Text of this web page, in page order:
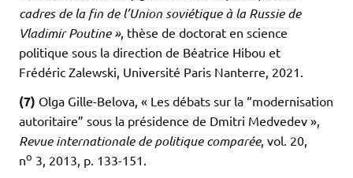
cadres de la fin de l’Union soviétique à la Russie de
Vladimir Poutine », thèse de doctorat en science
politique sous la direction de Béatrice Hibou et
Frédéric Zalewski, Université Paris Nanterre, 2021.
(7) Olga Gille-Belova, « Les débats sur la “modernisation
autoritaire” sous la présidence de Dmitri Medvedev »,
Revue internationale de politique comparée, vol. 20,
no 3, 2013, p. 133-151.